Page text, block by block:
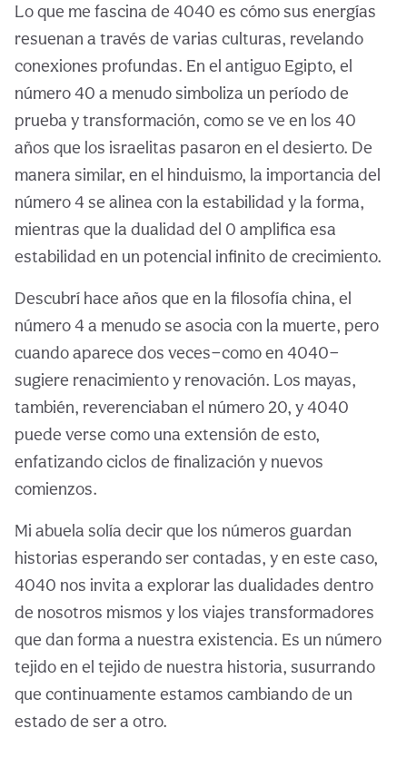
Lo que me fascina de 4040 es cómo sus energías
resuenan a través de varias culturas, revelando
conexiones profundas. En el antiguo Egipto, el
número 40 a menudo simboliza un período de
prueba y transformación, como se ve en los 40
años que los israelitas pasaron en el desierto. De
manera similar, en el hinduismo, la importancia del
número 4 se alinea con la estabilidad y la forma,
mientras que la dualidad del 0 amplifica esa
estabilidad en un potencial infinito de crecimiento.
Descubrí hace años que en la filosofía china, el
número 4 a menudo se asocia con la muerte, pero
cuando aparece dos veces—como en 4040—
sugiere renacimiento y renovación. Los mayas,
también, reverenciaban el número 20, y 4040
puede verse como una extensión de esto,
enfatizando ciclos de finalización y nuevos
comienzos.
Mi abuela solía decir que los números guardan
historias esperando ser contadas, y en este caso,
4040 nos invita a explorar las dualidades dentro
de nosotros mismos y los viajes transformadores
que dan forma a nuestra existencia. Es un número
tejido en el tejido de nuestra historia, susurrando
que continuamente estamos cambiando de un
estado de ser a otro.